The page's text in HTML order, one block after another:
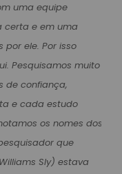
uma equipe
certa e em uma
ele. Por isso
Pesquisamos muito
de confiança,
e cada estudo
os nomes dos
que
Sly) estava